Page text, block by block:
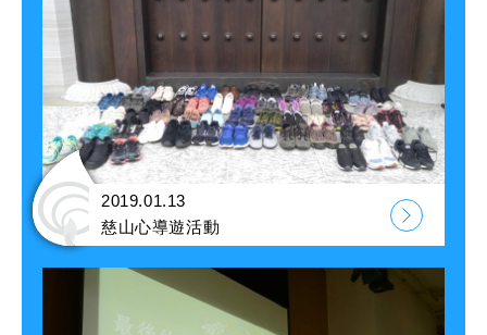
2019.01.13
慈山心導遊活動